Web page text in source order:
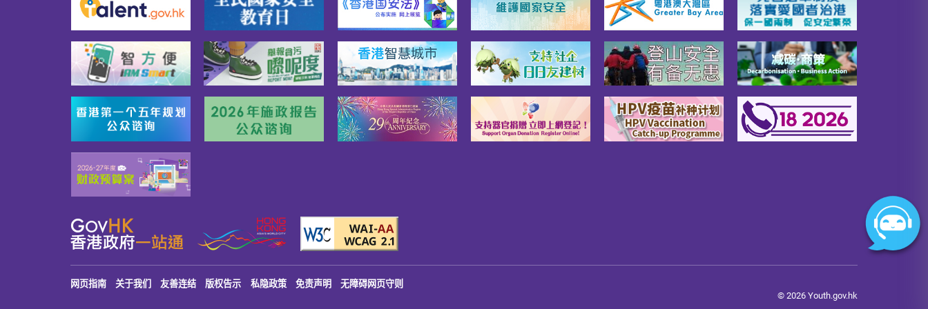
网页指南 关于我们 友善连结 版权告示 私隐政策 免责声明
无障碍网页守则
© 2026 Youth.gov.hk